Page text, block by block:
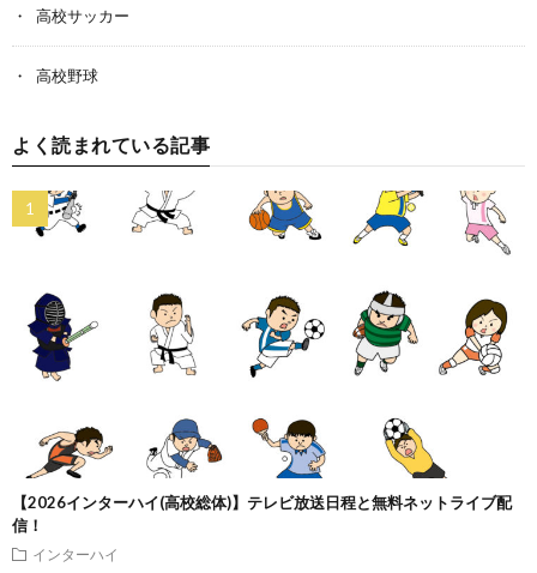
高校サッカー
高校野球
よく読まれている記事
【2026インターハイ(高校総体)】テレビ放送日程と無料ネットライブ配
信！
インターハイ